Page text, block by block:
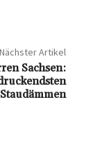
Nächster Artikel
Sachsen:
Staudämmen